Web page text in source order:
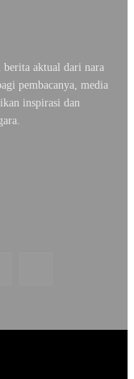
aktual dari nara
pembacanya, media
inspirasi dan